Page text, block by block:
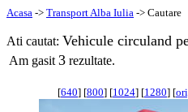
Acasa -> Transport Alba Iulia -> Cautare
Ati cautat: Vehicule circuland
Am gasit 3 rezultate.
[640] [800] [1024] [1280] [